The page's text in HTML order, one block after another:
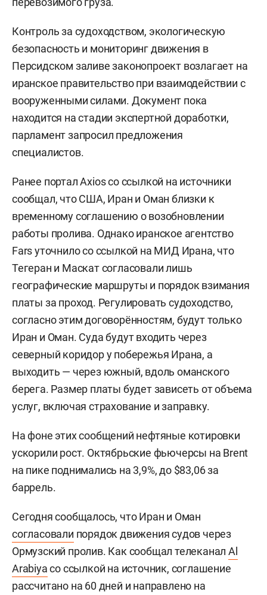
Контроль за судоходством, экологическую
безопасность и мониторинг движения в
Персидском заливе законопроект возлагает на
иранское правительство при взаимодействии с
вооруженными силами. Документ пока
находится на стадии экспертной доработки,
парламент запросил предложения
специалистов.
Ранее портал Axios со ссылкой на источники
сообщал, что США, Иран и Оман близки к
временному соглашению о возобновлении
работы пролива. Однако иранское агентство
Fars уточнило со ссылкой на МИД Ирана, что
Тегеран и Маскат согласовали лишь
географические маршруты и порядок взимания
платы за проход. Регулировать судоходство,
согласно этим договорённостям, будут только
Иран и Оман. Суда будут входить через
северный коридор у побережья Ирана, а
выходить — через южный, вдоль оманского
берега. Размер платы будет зависеть от объема
услуг, включая страхование и заправку.
На фоне этих сообщений нефтяные котировки
ускорили рост. Октябрьские фьючерсы на Brent
на пике поднимались на 3,9%, до $83,06 за
баррель.
Сегодня сообщалось, что Иран и Оман
согласовали порядок движения судов через
Ормузский пролив. Как сообщал телеканал Al
Arabiyaсо ссылкой на источник, соглашение
рассчитано на 60 дней и направлено на